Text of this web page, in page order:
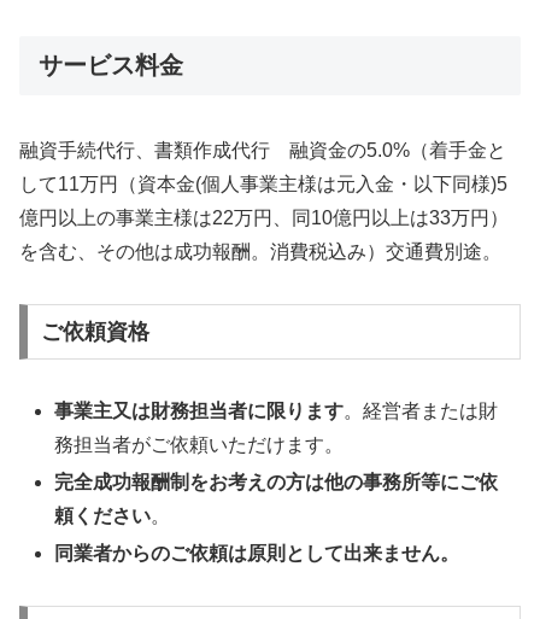
サービス料金
融資手続代行、書類作成代行 融資金の5.0%（着手金と
して11万円（資本金(個人事業主様は元入金・以下同様)5
億円以上の事業主様は22万円、同10億円以上は33万円）
を含む、その他は成功報酬。消費税込み）交通費別途。
ご依頼資格
事業主又は財務担当者に限ります。経営者または財
務担当者がご依頼いただけます。
完全成功報酬制をお考えの方は他の事務所等にご依
頼ください。
同業者からのご依頼は原則として出来ません。